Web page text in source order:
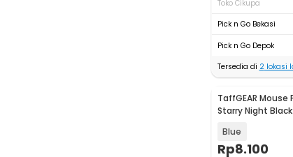
Toko Cikupa
Pick n Go Bekasi
Pick n Go Depok
Tersedia di 2lokasi
TaffGEAR Mouse
Starry Night
Blue
Rp8.100